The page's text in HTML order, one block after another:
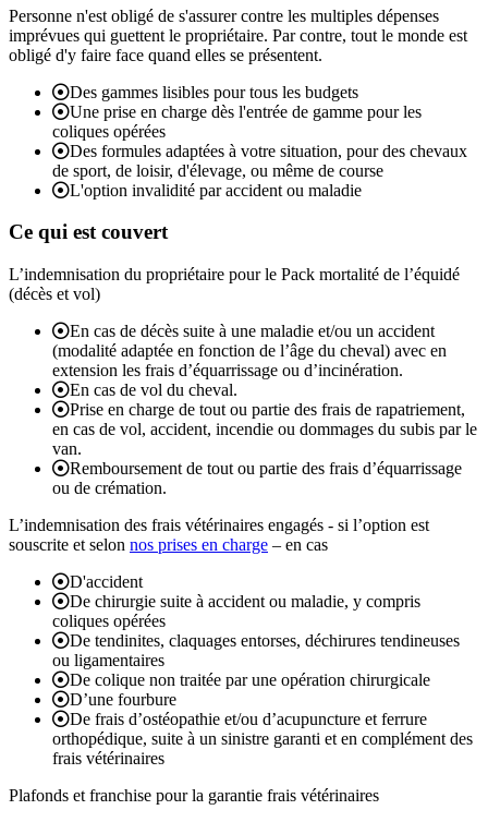
Personne n'est obligé de s'assurer contre les multiples dépenses
imprévues qui guettent le propriétaire. Par contre, tout le monde est
obligé d'y faire face quand elles se présentent.
Des gammes lisibles pour tous les budgets
Une prise en charge dès l'entrée de gamme pour les
coliques opérées
Des formules adaptées à votre situation, pour des chevaux
de sport, de loisir, d'élevage, ou même de course
L'option invalidité par accident ou maladie
Ce qui est couvert
L’indemnisation du propriétaire pour le Pack mortalité de l’équidé
(décès et vol)
En cas de décès suite à une maladie et/ou un accident
(modalité adaptée en fonction de l’âge du cheval) avec en
extension les frais d’équarrissage ou d’incinération.
En cas de vol du cheval.
Prise en charge de tout ou partie des frais de rapatriement,
en cas de vol, accident, incendie ou dommages du subis par le
van.
Remboursement de tout ou partie des frais d’équarrissage
ou de crémation.
L’indemnisation des frais vétérinaires engagés - si l’option est
souscrite et selon nos prises en charge – en cas
D'accident
De chirurgie suite à accident ou maladie, y compris
coliques opérées
De tendinites, claquages entorses, déchirures tendineuses
ou ligamentaires
De colique non traitée par une opération chirurgicale
D’une fourbure
De frais d’ostéopathie et/ou d’acupuncture et ferrure
orthopédique, suite à un sinistre garanti et en complément des
frais vétérinaires
Plafonds et franchise pour la garantie frais vétérinaires